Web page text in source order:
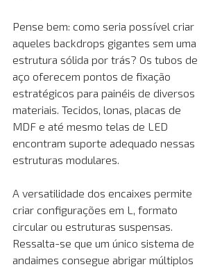
Pense bem: como seria possível criar
aqueles backdrops gigantes sem uma
estrutura sólida por trás? Os tubos de
aço oferecem pontos de fixação
estratégicos para painéis de diversos
materiais. Tecidos, lonas, placas de
MDF e até mesmo telas de LED
encontram suporte adequado nessas
estruturas modulares.
A versatilidade dos encaixes permite
criar configurações em L, formato
circular ou estruturas suspensas.
Ressalta-se que um único sistema de
andaimes consegue abrigar múltiplos